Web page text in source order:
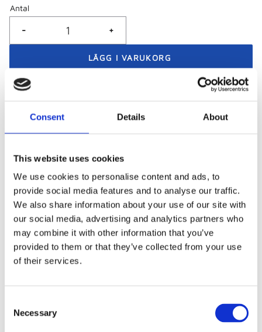
Consent Details About
This website uses cookies
We use cookies to personalise content and ads, to
provide social media features and to analyse our traffic.
We also share information about your use of our site with
our social media, advertising and analytics partners who
may combine it with other information that you’ve
provided to them or that they’ve collected from your use
of their services.
Necessary
Antal
+
-
Visa alla produkter från Piuadrenalina
Betala med swish, bank- eller kreditkort
Beskrivning
Tröjan i två-färgad modell med matchande shorts
Passformen på tröjan är lite slimmad och shortsen